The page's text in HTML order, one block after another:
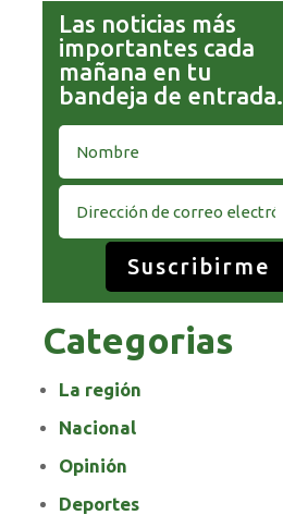
Las noticias más
importantes cada
mañana en tu
bandeja de entrada.
Suscribirme
Categorias
La región
Nacional
Opinión
Deportes